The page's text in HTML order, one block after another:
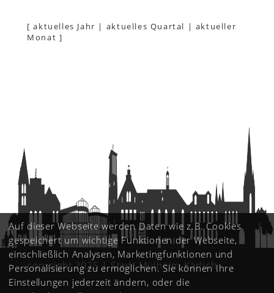
[aktuelles Jahr | aktuelles Quartal | aktueller
Monat ]
copyright 2025 | Stadt Mülheim-Kärlich
Auf dieser Webseite werden Daten wie z.B. Cookies
gespeichert um wichtige Funktionen der Webseite,
einschließlich Analysen, Marketingfunktionen und
Personalisierung zu ermöglichen. Sie können Ihre
Einstellungen jederzeit ändern, oder die